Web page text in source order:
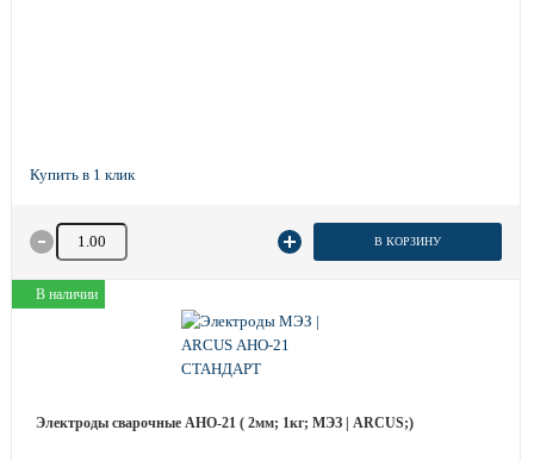
Количество товара В КОРЗИНУ
В наличии
Электроды сварочные АНО-21 ( 2мм; 1кг; МЭЗ | ARCUS;)